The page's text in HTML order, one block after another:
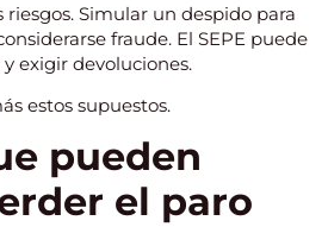
riesgos. Simular un despido para
fraude. El SEPE puede
exigir devoluciones.
estos supuestos.
pueden
el paro